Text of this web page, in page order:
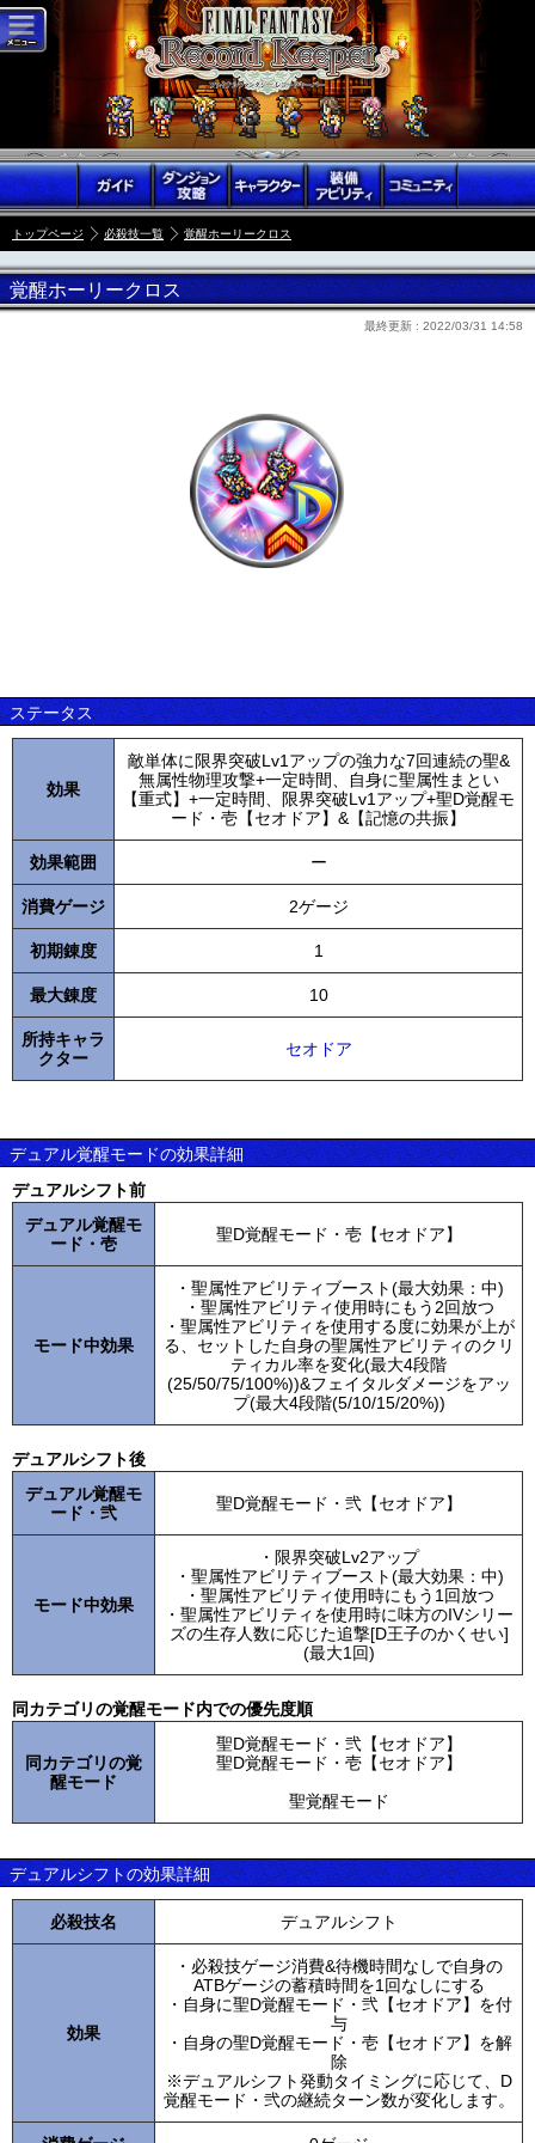
トップページ 必殺技一覧 覚醒ホーリークロス
覚醒ホーリークロス
最終更新 : 2022/03/31 14:58
ステータス
効果
敵単体に限界突破Lv1アップの強力な7回連続の聖&
無属性物理攻撃+一定時間、自身に聖属性まとい
【重式】+一定時間、限界突破Lv1アップ+聖D覚醒モ
ード・壱【セオドア】&【記憶の共振】
効果範囲 ー
消費ゲージ 2ゲージ
初期錬度 1
最大錬度 10
所持キャラ
クター
セオドア
デュアル覚醒モードの効果詳細
デュアルシフト前
デュアル覚醒モ
ード・壱
聖D覚醒モード・壱【セオドア】
モード中効果
・聖属性アビリティブースト(最大効果：中)
・聖属性アビリティ使用時にもう2回放つ
・聖属性アビリティを使用する度に効果が上が
る、セットした自身の聖属性アビリティのクリ
ティカル率を変化(最大4段階
(25/50/75/100%))&フェイタルダメージをアッ
プ(最大4段階(5/10/15/20%))
デュアルシフト後
デュアル覚醒モ
ード・弐
聖D覚醒モード・弐【セオドア】
モード中効果
・限界突破Lv2アップ
・聖属性アビリティブースト(最大効果：中)
・聖属性アビリティ使用時にもう1回放つ
・聖属性アビリティを使用時に味方のIVシリー
ズの生存人数に応じた追撃[D王子のかくせい]
(最大1回)
同カテゴリの覚醒モード内での優先度順
同カテゴリの覚
醒モード
聖D覚醒モード・弐【セオドア】
聖D覚醒モード・壱【セオドア】
聖覚醒モード
デュアルシフトの効果詳細
必殺技名 デュアルシフト
効果
・必殺技ゲージ消費&待機時間なしで自身の
ATBゲージの蓄積時間を1回なしにする
・自身に聖D覚醒モード・弐【セオドア】を付
与
・自身の聖D覚醒モード・壱【セオドア】を解
除
※デュアルシフト発動タイミングに応じて、D
覚醒モード・弐の継続ターン数が変化します。